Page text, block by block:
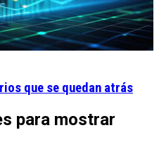
que se quedan atrás
para mostrar